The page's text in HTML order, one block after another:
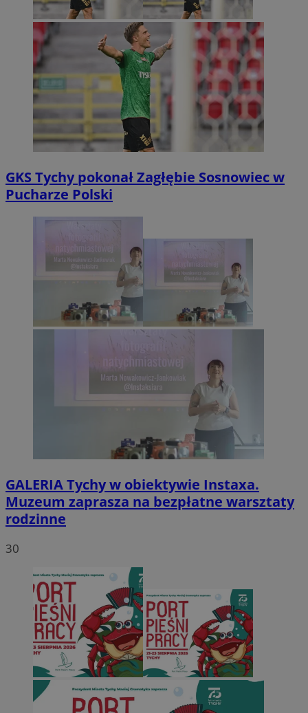
GKS Tychy pokonał Zagłębie Sosnowiec w
Pucharze Polski
GALERIATychy w obiektywie Instaxa.
Muzeum zaprasza na bezpłatne warsztaty
rodzinne
30